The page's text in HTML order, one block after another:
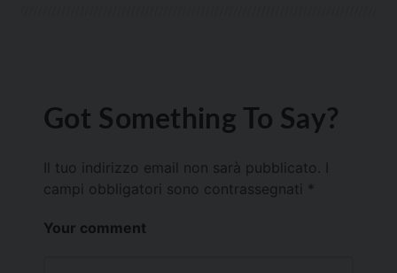
Got Something To Say?
Il tuo indirizzo email non sarà pubblicato.
campi obbligatori sono contrassegnati *
Your comment